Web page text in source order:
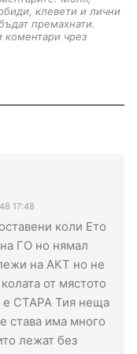
клевети и лични
премахнати.
чрез
17:48
коли Ето
ГО но нямал
на АКТ но не
от мястото
е СТАРА Тия неща
става има много
лежат без